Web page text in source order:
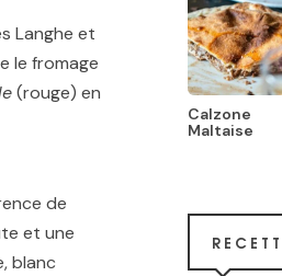
Langhe et
le fromage
(rouge) en
de
et une
blanc
Calzone
Maltaise